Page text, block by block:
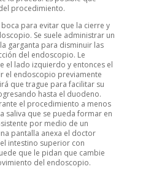
procedimiento.
para evitar que la cierre y
Se suele administrar un
garganta para disminuir las
del endoscopio. Le
el lado izquierdo y entonces el
el endoscopio previamente
que trague para facilitar su
hasta el duodeno.
el procedimiento a menos
saliva que se pueda formar en
por medio de un
pantalla anexa el doctor
intestino superior con
que le pidan que cambie
del endoscopio.